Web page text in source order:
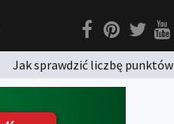
Jak sprawdzić liczbę punktów